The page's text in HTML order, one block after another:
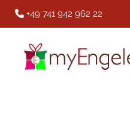
 +49 741 942 962 22